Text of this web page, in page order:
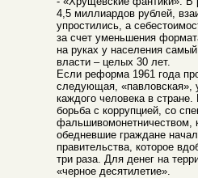
4,5 миллиардов рублей,
упростились, а
за счет уменьшения
на руках у населения
власти – целых 30 лет.
Если реформа 1961 года
следующая, «павловская»,
каждого человека в
борьба с коррупцией, со
фальшивомонетничеством,
обедневшие граждане
правительства, которое
три раза. Для денег на
«черное десятилетие».